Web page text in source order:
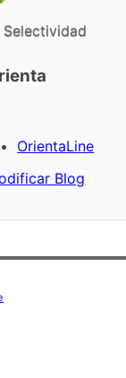
Selectividad
OrientaLine
Blog